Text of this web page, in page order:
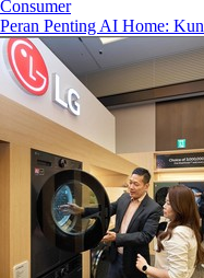
Consumer
Peran Penting AI Home: